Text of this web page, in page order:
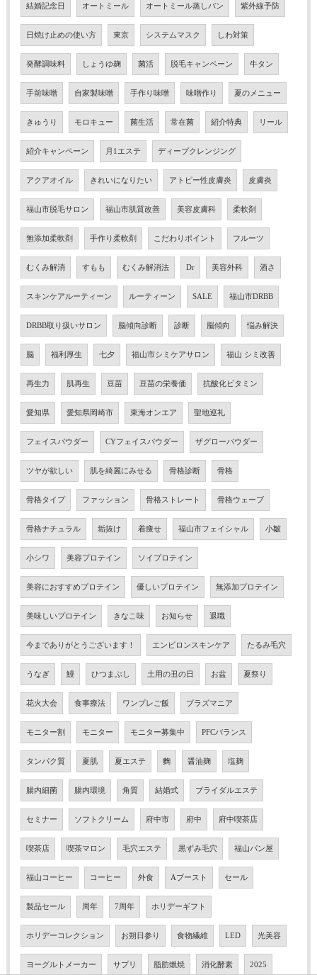
結婚記念日 オートミール オートミール蒸しパン 紫外線予防
日焼け止めの使い方 東京 システムマスク しわ対策
発酵調味料 しょうゆ麹 菌活 脱毛キャンペーン 牛タン
手前味噌 自家製味噌 手作り味噌 味噌作り 夏のメニュー
きゅうり モロキュー 菌生活 常在菌 紹介特典 リール
紹介キャンペーン 月1エステ ディープクレンジング
アクアオイル きれいになりたい アトピー性皮膚炎 皮膚炎
福山市脱毛サロン 福山市肌質改善 美容皮膚科 柔軟剤
無添加柔軟剤 手作り柔軟剤 こだわりポイント フルーツ
むくみ解消 すもも むくみ解消法 Dr 美容外科 酒さ
スキンケアルーティーン ルーティーン SALE 福山市DRBB
DRBB取り扱いサロン 脳傾向診断 診断 脳傾向 悩み解決
脳 福利厚生 七夕 福山市シミケアサロン 福山 シミ改善
再生力 肌再生 豆苗 豆苗の栄養価 抗酸化ビタミン
愛知県 愛知県岡崎市 東海オンエア 聖地巡礼
フェイスパウダー CYフェイスパウダー ザグローパウダー
ツヤが欲しい 肌を綺麗にみせる 骨格診断 骨格
骨格タイプ ファッション 骨格ストレート 骨格ウェーブ
骨格ナチュラル 垢抜け 着痩せ 福山市フェイシャル 小皺
小シワ 美容プロテイン ソイプロテイン
美容におすすめプロテイン 優しいプロテイン 無添加プロテイン
美味しいプロテイン きなこ味 お知らせ 退職
今までありがとうございます！ エンビロンスキンケア たるみ毛穴
うなぎ 鰻 ひつまぶし 土用の丑の日 お盆 夏祭り
花火大会 食事療法 ワンプレご飯 プラズマニア
モニター割 モニター モニター募集中 PFCバランス
タンパク質 夏肌 夏エステ 麴 醤油麹 塩麹
腸内細菌 腸内環境 角質 結婚式 ブライダルエステ
セミナー ソフトクリーム 府中市 府中 府中喫茶店
喫茶店 喫茶マロン 毛穴エステ 黒ずみ毛穴 福山パン屋
福山コーヒー コーヒー 外食 Aブースト セール
製品セール 周年 7周年 ホリデーギフト
ホリデーコレクション お朔日参り 食物繊維 LED 光美容
ヨーグルトメーカー サプリ 脂肪燃焼 消化酵素 2025